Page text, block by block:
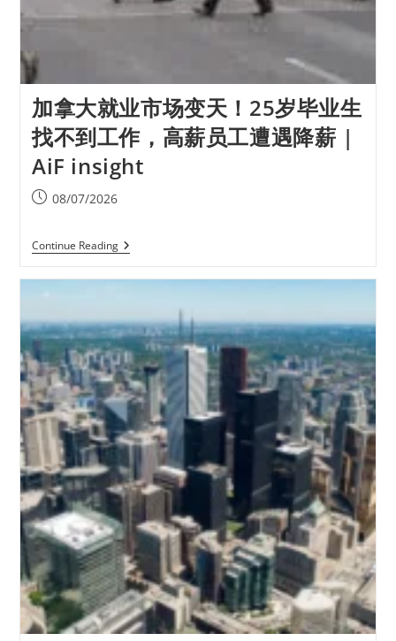
加拿大就业市场变天！25岁毕业生
找不到工作，高薪员工遭遇降薪 |
AiF insight
08/07/2026
Continue Reading